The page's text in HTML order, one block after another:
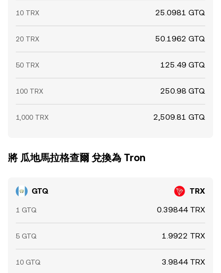
10 TRX 25.0981 GTQ
20 TRX 50.1962 GTQ
50 TRX 125.49 GTQ
100 TRX 250.98 GTQ
1,000 TRX 2,509.81 GTQ
將 瓜地馬拉格查爾 兌換為 Tron
GTQ TRX
1 GTQ 0.39844 TRX
5 GTQ 1.9922 TRX
10 GTQ 3.9844 TRX